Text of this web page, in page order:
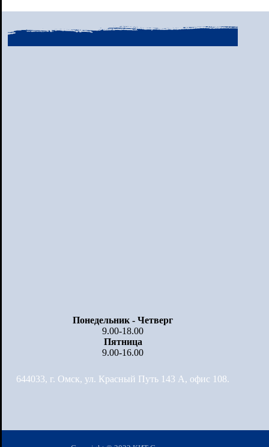
Понедельник - Четверг
9.00-18.00
Пятница
9.00-16.00
644033, г. Омск, ул. Красный Путь 143 А, офис 108.